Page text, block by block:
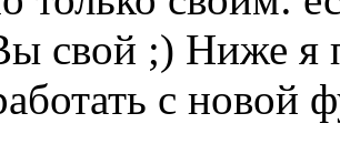
свой ;) Ниже я
с новой